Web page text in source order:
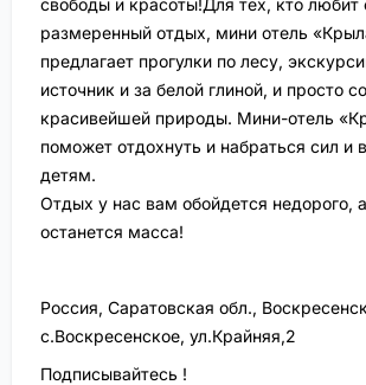
свободы и красоты!Для тех, кто любит
размеренный отдых, мини отель
предлагает прогулки по лесу,
источник и за белой глиной, и просто
красивейшей природы. Мини-отель
поможет отдохнуть и набраться сил и
детям.
Отдых у нас вам обойдется недорого,
останется масса!
Россия, Саратовская обл.,
с.Воскресенское, ул.Крайняя,2
Подписывайтесь !